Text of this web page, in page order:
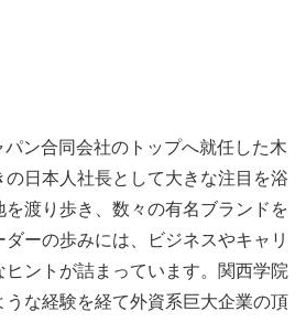
ン合同会社のトップへ就任した木
日本人社長として大きな注目を浴
渡り歩き、数々の有名ブランドを
ーの歩みには、ビジネスやキャリ
ヒントが詰まっています。関西学院
な経験を経て外資系巨大企業の頂